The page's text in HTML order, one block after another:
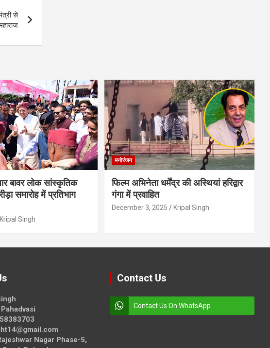
से
बावर लोक सांस्कृतिक
समारोह में प्रतिभाग
Kripal Singh
मनोरंजन
फिल्म अभिनेता धर्मेंद्र की अस्थियां हरिद्वार
गंगा में प्रवाहित
December 3, 2025 Kripal Singh
Nagar Phase-5,
Contact Us
Contact Us On WhatsApp